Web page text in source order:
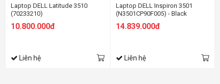
Laptop DELL Latitude 3510
(70233210)
10.800.000đ
Liên hệ
Laptop DELL Inspiron 3501
(N3501CP90F005) - Black
14.839.000đ
Liên hệ